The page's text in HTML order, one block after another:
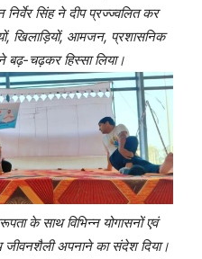
सिंह ने दीप प्रज्ज्वलित कर
खिलाड़ियों, आमजन, प्रशासनिक
ने बढ़-चढ़कर हिस्सा लिया।
के साथ विभिन्न योगासनों एवं
जीवनशैली अपनाने का संदेश दिया।